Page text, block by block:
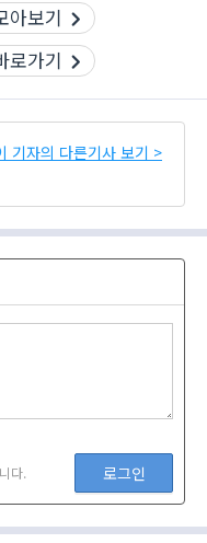
아보기
로가기
기자의 다른기사 보기 >
다. 로그인